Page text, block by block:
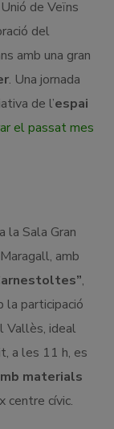
de Veïns
del
amb una gran
. Una jornada
de l’espai
el passat mes
la Sala Gran
amb
,
la participació
Vallès, ideal
a les 11 h, es
materials
centre cívic.